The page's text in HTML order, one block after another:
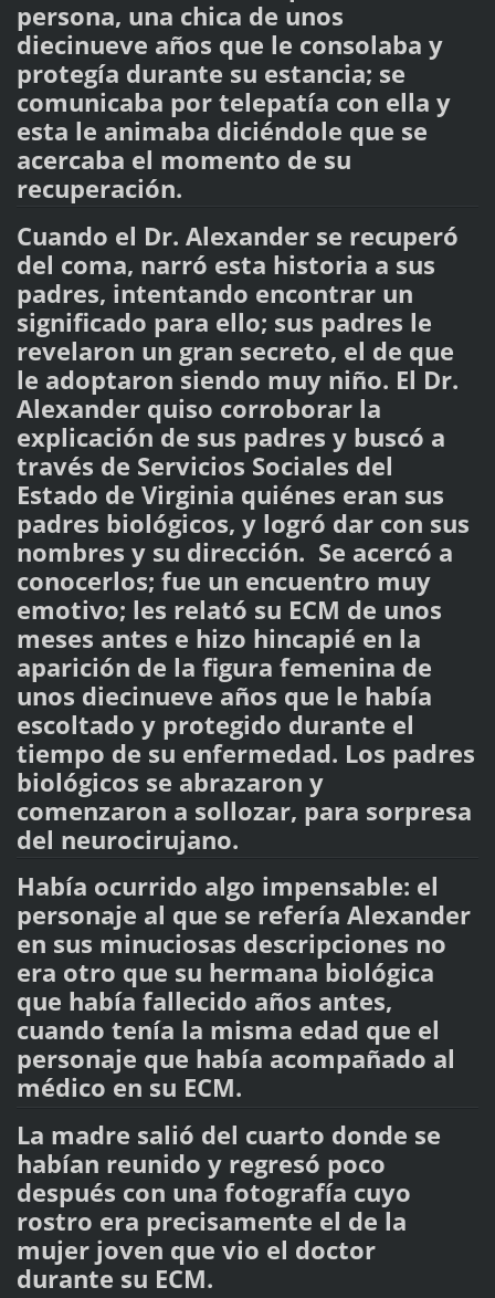
persona, una chica de unos
diecinueve años que le consolaba y
protegía durante su estancia; se
comunicaba por telepatía con ella y
esta le animaba diciéndole que se
acercaba el momento de su
recuperación.
Cuando el Dr. Alexander se recuperó
del coma, narró esta historia a sus
padres, intentando encontrar un
significado para ello; sus padres le
revelaron un gran secreto, el de que
le adoptaron siendo muy niño. El Dr.
Alexander quiso corroborar la
explicación de sus padres y buscó a
través de Servicios Sociales del
Estado de Virginia quiénes eran sus
padres biológicos, y logró dar con sus
nombres y su dirección. Se acercó a
conocerlos; fue un encuentro muy
emotivo; les relató su ECM de unos
meses antes e hizo hincapié en la
aparición de la figura femenina de
unos diecinueve años que le había
escoltado y protegido durante el
tiempo de su enfermedad. Los padres
biológicos se abrazaron y
comenzaron a sollozar, para sorpresa
del neurocirujano.
Había ocurrido algo impensable: el
personaje al que se refería Alexander
en sus minuciosas descripciones no
era otro que su hermana biológica
que había fallecido años antes,
cuando tenía la misma edad que el
personaje que había acompañado al
médico en su ECM.
La madre salió del cuarto donde se
habían reunido y regresó poco
después con una fotografía cuyo
rostro era precisamente el de la
mujer joven que vio el doctor
durante su ECM.